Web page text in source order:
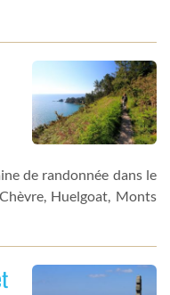
de randonnée dans le
Huelgoat, Monts